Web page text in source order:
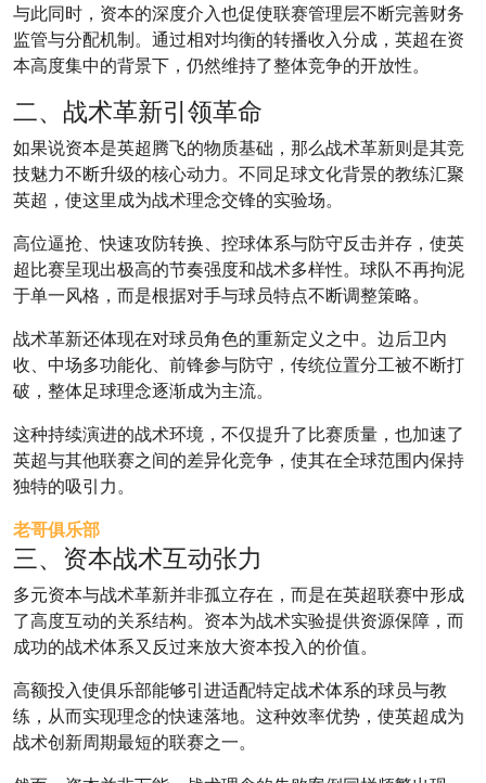
与此同时，资本的深度介入也促使联赛管理层不断完善财务
监管与分配机制。通过相对均衡的转播收入分成，英超在资
本高度集中的背景下，仍然维持了整体竞争的开放性。
二、战术革新引领革命
如果说资本是英超腾飞的物质基础，那么战术革新则是其竞
技魅力不断升级的核心动力。不同足球文化背景的教练汇聚
英超，使这里成为战术理念交锋的实验场。
高位逼抢、快速攻防转换、控球体系与防守反击并存，使英
超比赛呈现出极高的节奏强度和战术多样性。球队不再拘泥
于单一风格，而是根据对手与球员特点不断调整策略。
战术革新还体现在对球员角色的重新定义之中。边后卫内
收、中场多功能化、前锋参与防守，传统位置分工被不断打
破，整体足球理念逐渐成为主流。
这种持续演进的战术环境，不仅提升了比赛质量，也加速了
英超与其他联赛之间的差异化竞争，使其在全球范围内保持
独特的吸引力。
老哥俱乐部
三、资本战术互动张力
多元资本与战术革新并非孤立存在，而是在英超联赛中形成
了高度互动的关系结构。资本为战术实验提供资源保障，而
成功的战术体系又反过来放大资本投入的价值。
高额投入使俱乐部能够引进适配特定战术体系的球员与教
练，从而实现理念的快速落地。这种效率优势，使英超成为
战术创新周期最短的联赛之一。